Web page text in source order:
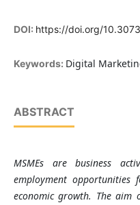
DOI: https://doi.org/
Keywords: Digital
ABSTRACT
MSMEs are business
employment opportunities
economic growth. The